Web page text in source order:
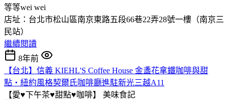
等等wei wei
店址：台北市松山區南京東路五段66巷22弄28號一樓（南京三
民站）
繼續閱讀
8年前
【台北】信義 KIEHL'S Coffee House 金盞花拿鐵咖啡與甜
點‧紐約風格契爾氏咖啡廳進駐新光三越A11
【愛♥下午茶♥甜點♥咖啡】 美味食記